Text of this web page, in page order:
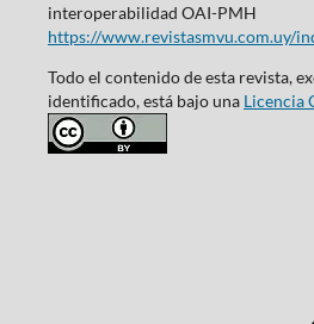
interoperabilidad OAI-PMH
https://www.revistasmvu.com.uy/
Todo el contenido de esta revista,
identificado, está bajo una Licencia